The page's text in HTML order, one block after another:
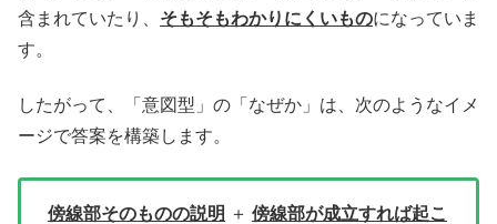
含まれていたり、 そもそもわかりにくいものになっていま
す。
したがって、「意図型」の「なぜか」は、次のようなイメ
ージで答案を構築します。
傍線部そのものの説明 ＋ 傍線部が成立すれば起こ